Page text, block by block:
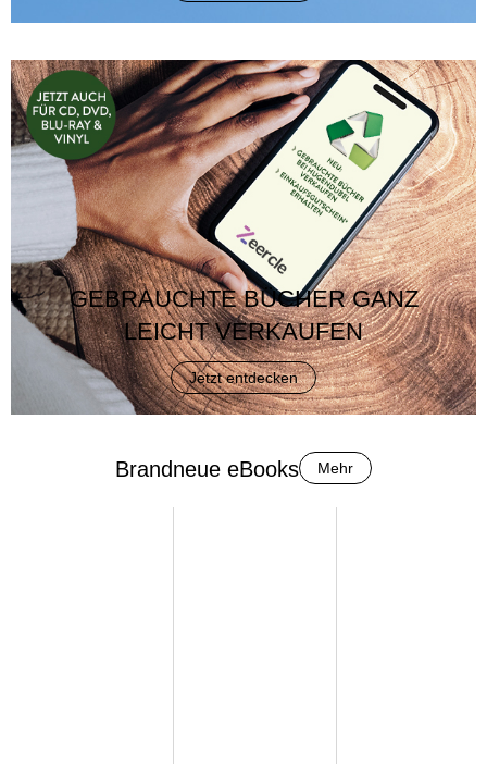
GEBRAUCHTE BÜCHER GANZ
LEICHT VERKAUFEN
Jetzt entdecken
Brandneue eBooks Mehr